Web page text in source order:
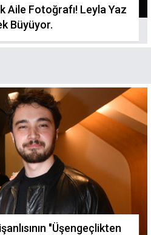
Aile Fotoğrafı! Leyla Yaz
Büyüyor.
"Üşengeçlikten